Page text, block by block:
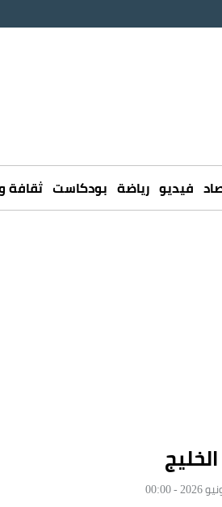
فيديو رياضة بودكاست ثقافة